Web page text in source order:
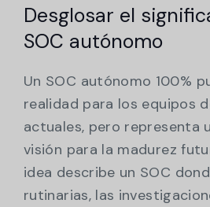
Desglosar el
SOC autónomo
Un SOC autónomo 100%
realidad para los equipos
actuales, pero representa
visión para la madurez
idea describe un SOC
rutinarias, las